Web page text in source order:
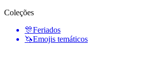
Coleções
🎊Feriados
🦄Emojis temáticos